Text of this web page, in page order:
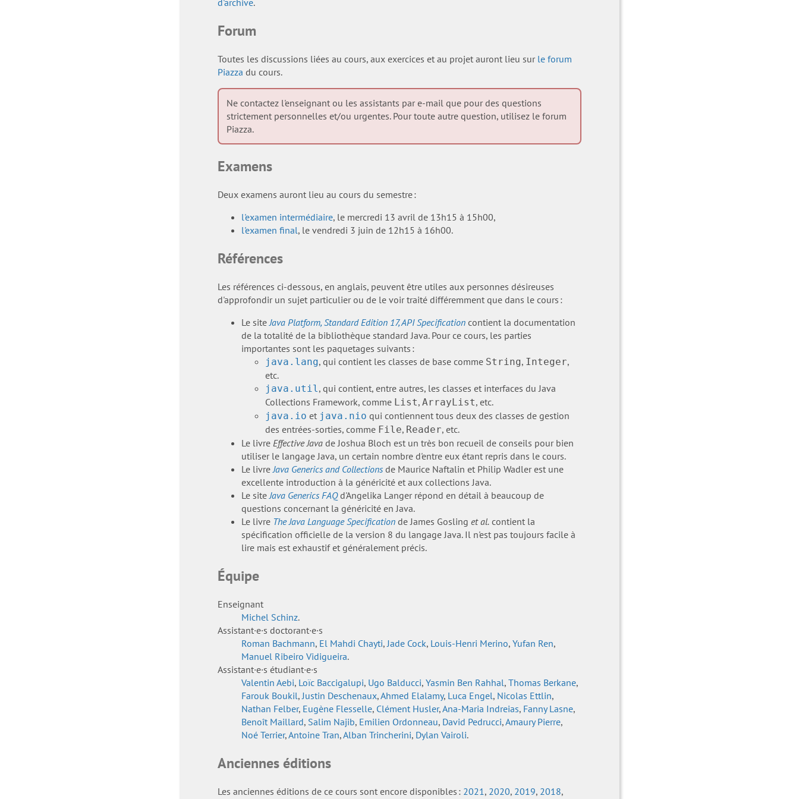
Forum
Toutes les discussions liées au cours, aux exercices et au projet auront lieu sur le forum
Piazza du cours.
Ne contactez l'enseignant ou les assistants par e-mail que pour des questions
strictement personnelles et/ou urgentes. Pour toute autre question, utilisez le forum
Piazza.
Examens
Deux examens auront lieu au cours du semestre :
l'examen intermédiaire, le mercredi 13 avril de 13h15 à 15h00,
l'examen final, le vendredi 3 juin de 12h15 à 16h00.
Références
Les références ci-dessous, en anglais, peuvent être utiles aux personnes désireuses
d'approfondir un sujet particulier ou de le voir traité différemment que dans le cours :
Le site Java Platform, Standard Edition 17, API Specification contient la documentation
de la totalité de la bibliothèque standard Java. Pour ce cours, les parties
importantes sont les paquetages suivants :
java.lang, qui contient les classes de base comme String, Integer,
etc.
java.util, qui contient, entre autres, les classes et interfaces du Java
Collections Framework, comme List,ArrayList, etc.
java.io et java.nio qui contiennent tous deux des classes de gestion
des entrées-sorties, comme File, Reader, etc.
Le livre Effective Java de Joshua Bloch est un très bon recueil de conseils pour bien
utiliser le langage Java, un certain nombre d'entre eux étant repris dans le cours.
Le livre Java Generics and Collections de Maurice Naftalin et Philip Wadler est une
excellente introduction à la généricité et aux collections Java.
Le site Java Generics FAQd'Angelika Langer répond en détail à beaucoup de
questions concernant la généricité en Java.
Le livre The Java Language Specification de James Goslinget al. contient la
spécification officielle de la version 8 du langage Java. Il n'est pas toujours facile à
lire mais est exhaustif et généralement précis.
Équipe
Enseignant
Michel Schinz.
Assistant·e·s doctorant·e·s
Roman Bachmann, El Mahdi Chayti, Jade Cock, Louis-Henri Merino,Yufan Ren,
Manuel Ribeiro Vidigueira.
Assistant·e·s étudiant·e·s
Valentin Aebi, Loïc Baccigalupi, Ugo Balducci,Yasmin Ben Rahhal,Thomas Berkane,
Farouk Boukil, Justin Deschenaux,Ahmed Elalamy, Luca Engel, Nicolas Ettlin,
Nathan Felber, Eugène Flesselle, Clément Husler,Ana-Maria Indreias, Fanny Lasne,
Benoît Maillard, Salim Najib, Emilien Ordonneau, David Pedrucci,Amaury Pierre,
Noé Terrier,Antoine Tran,Alban Trincherini, Dylan Vairoli.
Anciennes éditions
Les anciennes éditions de ce cours sont encore disponibles : 2021 , 2020, 2019, 2018,